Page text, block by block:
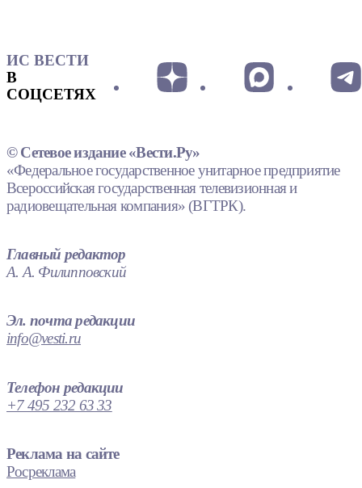
ИС ВЕСТИ
В
СОЦСЕТЯХ
© Сетевое издание «Вести.Ру»
«Федеральное государственное унитарное предприятие
Всероссийская государственная телевизионная и
радиовещательная компания» (ВГТРК).
Главный редактор
А. А. Филипповский
Эл. почта редакции
info@vesti.ru
Телефон редакции
+7 495 232 63 33
Реклама на сайте
Росреклама